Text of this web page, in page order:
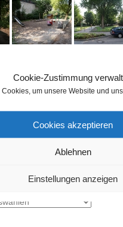
Cookie-Zustimmung
um unsere Website und
Cookies akzeptieren
Ablehnen
Einstellungen anzeigen
1 2 ►